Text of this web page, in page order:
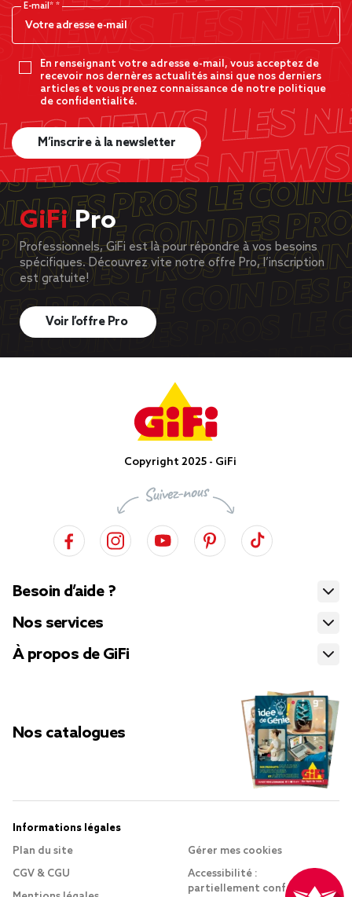
E-mail*
En renseignant votre adresse e-mail, vous acceptez de
recevoir nos dernères actualités ainsi que nos derniers
articles et vous prenez connaissance de notre politique
de confidentialité.
M’inscrire à la newsletter
GiFiPro
Professionnels, GiFi est là pour répondre à vos besoins
spécifiques. Découvrez vite notre offre Pro, l’inscription
est gratuite!
Voir l’offre Pro
Copyright 2025 - GiFi
Besoin d’aide ?
Nos services
À propos de GiFi
Nos catalogues
Informations légales
Plan du site
CGV & CGU
Gérer mes cookies
Accessibilité :
partiellement conforme